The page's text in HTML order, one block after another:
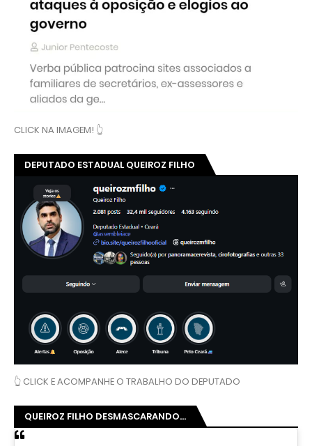
CLICK NA IMAGEM! 👆
DEPUTADO ESTADUAL QUEIROZ FILHO
👆 CLICK E ACOMPANHE O TRABALHO DO DEPUTADO
QUEIROZ FILHO DESMASCARANDO...